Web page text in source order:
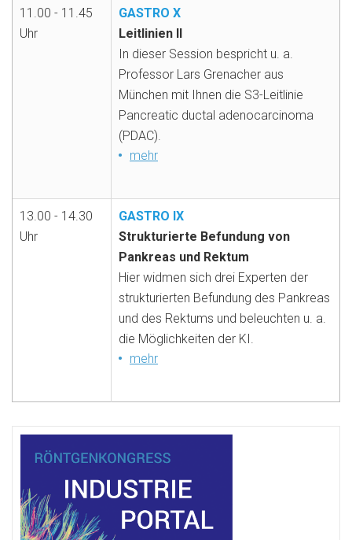
11.00 - 11.45
Uhr
GASTRO X
Leitlinien II
In dieser Session bespricht u. a.
Professor Lars Grenacher aus
München mit Ihnen die S3-Leitlinie
Pancreatic ductal adenocarcinoma
(PDAC).
mehr
13.00 - 14.30
Uhr
GASTRO IX
Strukturierte Befundung von
Pankreas und Rektum
Hier widmen sich drei Experten der
strukturierten Befundung des Pankreas
und des Rektums und beleuchten u. a.
die Möglichkeiten der KI.
mehr